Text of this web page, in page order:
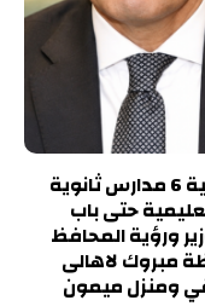
ثورة تعليمية جديدة مستمرة بالشرقية 6 مدارس ثانوية
حتى باب
ورؤية المحافظ
مبروك لاهالى
ومنزل ميمون